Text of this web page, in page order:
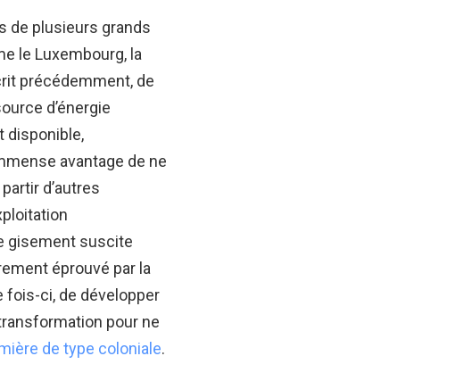
de plusieurs grands
le Luxembourg, la
précédemment, de
d’énergie
disponible,
avantage de ne
d’autres
gisement suscite
éprouvé par la
fois-ci, de développer
pour ne
de type coloniale.